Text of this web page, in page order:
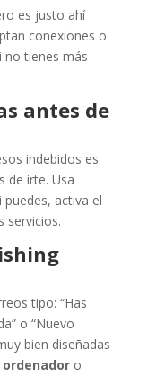
es justo ahí
conexiones o
no tienes más
antes de
indebidos es
de irte. Usa
activa el
servicios.
tipo: “Has
o “Nuevo
bien diseñadas
o